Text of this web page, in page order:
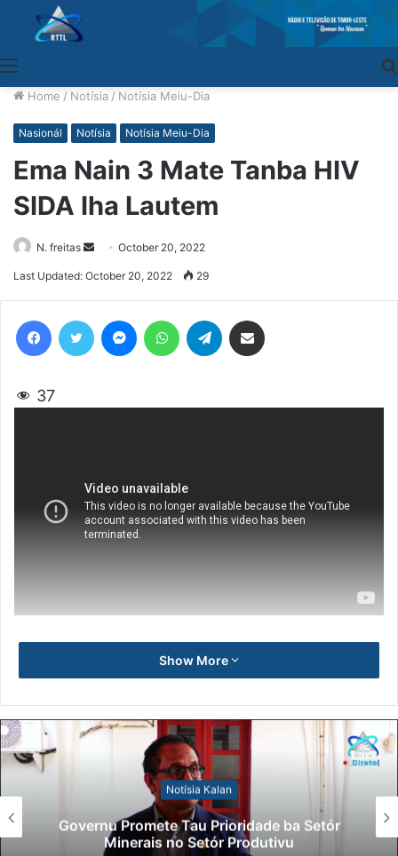
Home / Notísia / Notísia Meiu-Dia
Nasionál Notísia Notísia Meiu-Dia
Ema Nain 3 Mate Tanba HIV
SIDA Iha Lautem
N. freitas
SendOctober 20, 2022
Last Updated: October 20, 2022 29
37
Show More
Notísia Kalan
Governu Promete Tau Prioridade ba Setór
Minerais no Setór Produtivu